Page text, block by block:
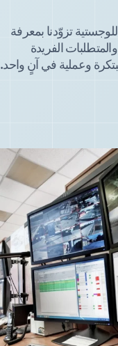
تزوّدنا بمعرفة
الفريدة
وعملية في آنٍ واحد.